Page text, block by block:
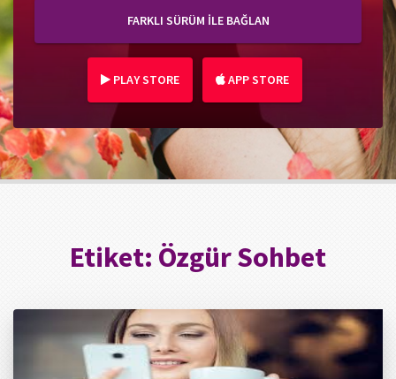
FARKLI SÜRÜM İLE BAĞLAN
PLAY STORE APP STORE
Etiket: Özgür Sohbet